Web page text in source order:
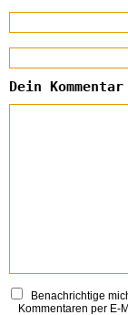
Dein Kommentar
Benachrichtige
Kommentaren per E-